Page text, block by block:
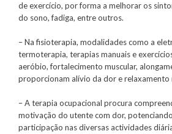
de exercício, por forma a melhorar os
do sono, fadiga, entre outros.
– Na fisioterapia, modalidades como a
termoterapia, terapias manuais e
aeróbio, fortalecimento muscular,
proporcionam alívio da dor e relaxamento
– A terapia ocupacional procura
motivação do utente com dor,
participação nas diversas actividades